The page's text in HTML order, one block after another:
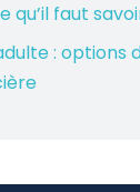
qu’il faut
: options